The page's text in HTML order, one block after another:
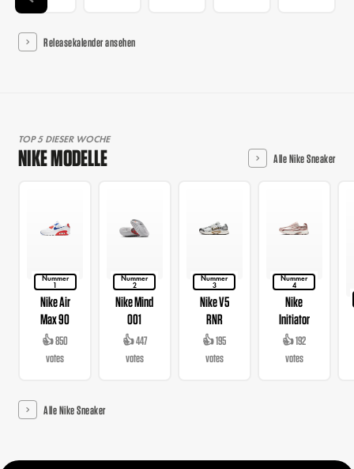
Releasekalender ansehen
TOP 5 DIESER WOCHE
NIKE MODELLE Alle Nike Sneaker
Nummer
1
Nike Air
Max 90
👍 850
votes
Nummer
2
Nike Mind
001
👍 447
votes
Nummer
3
Nike V5
RNR
👍 195
votes
Nummer
4
Nike
Initiator
👍 192
votes
Alle Nike Sneaker